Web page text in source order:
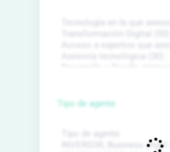
Tipo de agente